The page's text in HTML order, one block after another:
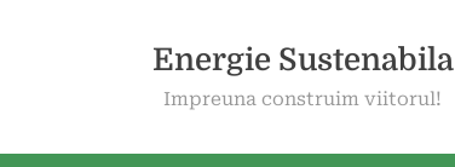
Energie Sustenabila
Impreuna construim viitorul!